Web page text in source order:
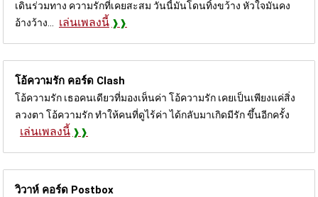
เดินร่วมทาง ความรักที่เคยสะสม วันนี้มันโดนทิ้งขว้าง หัวใจมันคง
อ้างว้าง...
เล่นเพลงนี้
โอ้ความรัก คอร์ด Clash
โอ้ความรัก เธอคนเดียวที่มองเห็นค่า โอ้ความรัก เคยเป็นเพียงแค่สิ่ง
ลวงตา โอ้ความรัก ทำให้คนที่ดูไร้ค่า ได้กลับมาเกิดมีรัก ขึ้นอีกครั้ง
เล่นเพลงนี้
วิวาห์ คอร์ด Postbox